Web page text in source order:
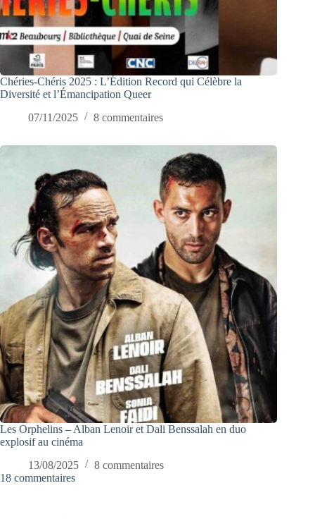
Chéries-Chéris 2025 : L’Édition Record qui Célèbre la
Diversité et l’Émancipation Queer
07/11/2025
8 commentaires
Les Orphelins – Alban Lenoir et Dali Benssalah en duo
explosif au cinéma
13/08/2025
8 commentaires
18 commentaires